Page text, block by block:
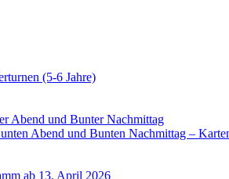
(5-6 Jahre)
Abend und Bunter Nachmittag
Abend und Bunten Nachmittag –
ab 13. April 2026